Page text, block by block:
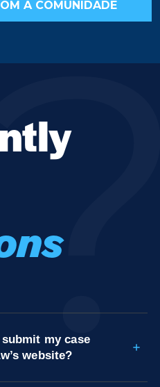
A COMUNIDADE
my case
website?